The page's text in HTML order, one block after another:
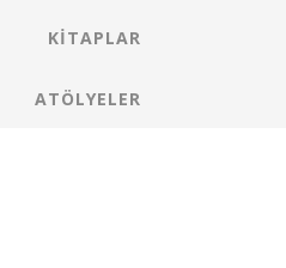
KITAPLAR
ATÖLYELER